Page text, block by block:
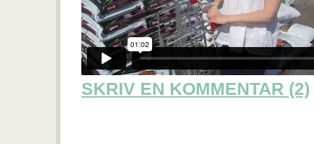
SKRIV EN KOMMENTAR (2)